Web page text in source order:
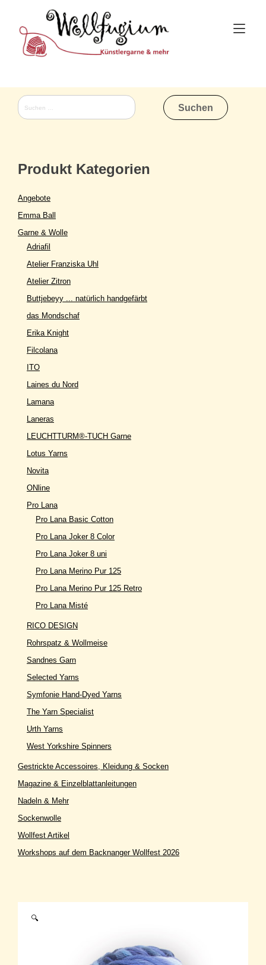
content
🔍
Suchen
nach:
Produkt Kategorien
Angebote
Emma Ball
Garne & Wolle
Adriafil
Atelier Franziska Uhl
Atelier Zitron
Buttjebeyy ... natürlich handgefärbt
das Mondschaf
Erika Knight
Filcolana
ITO
Laines du Nord
Lamana
Laneras
LEUCHTTURM®-TUCH Garne
Lotus Yarns
Novita
ONline
Pro Lana
Pro Lana Basic Cotton
Pro Lana Joker 8 Color
Pro Lana Joker 8 uni
Pro Lana Merino Pur 125
Pro Lana Merino Pur 125 Retro
Pro Lana Misté
RICO DESIGN
Rohrspatz & Wollmeise
Sandnes Garn
Selected Yarns
Symfonie Hand-Dyed Yarns
The Yarn Specialist
Urth Yarns
West Yorkshire Spinners
Gestrickte Accessoires, Kleidung & Socken
Magazine & Einzelblattanleitungen
Nadeln & Mehr
Sockenwolle
Wollfest Artikel
Workshops auf dem Backnanger Wollfest 2026